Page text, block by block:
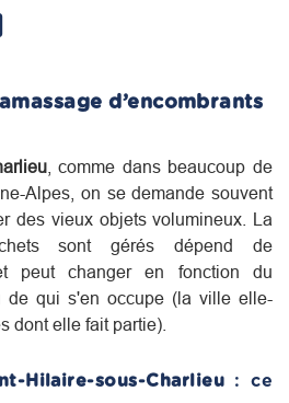
d’encombrants
, comme dans beaucoup de
Alpes , on se demande souvent
des vieux objets volumineux. La
sont gérés dépend de
peut changer en fonction du
de qui s'en occupe (la ville elle-
dont elle fait partie).
Hilaire-sous-Charlieu : ce